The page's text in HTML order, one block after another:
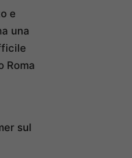
e
una
Roma
sul